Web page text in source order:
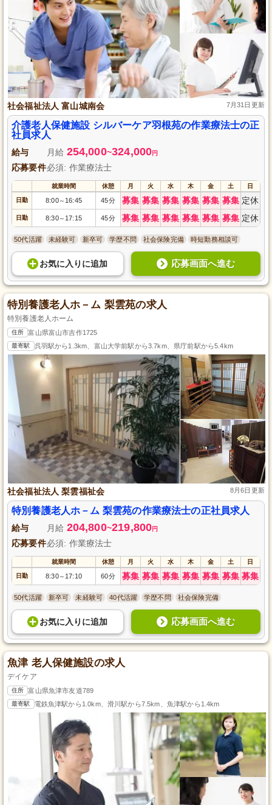
社会福祉法人 富山城南会 7月31日更新
介護老人保健施設 シルバーケア羽根苑の作業療法士の正
社員求人
給与 月給 254,000~324,000円
応募要件必須: 作業療法士
就業時間 休憩 月 火 水 木 金 土 日
日勤 8:00～ 16:45 45分 募集 募集 募集 募集 募集 募集 定休
日勤 8:30～ 17:15 45分 募集 募集 募集 募集 募集 募集 定休
50代活躍 未経験可 新卒可 学歴不問 社会保険完備 時短勤務相談可
お気に入り に追加 応募画面へ進む
特別養護老人ホ－ム 梨雲苑の求人
特別養護老人ホーム
住所 富山県富山市吉作1725
最寄駅 呉羽駅から1.3km、富山大学前駅から3.7km、県庁前駅から5.4km
社会福祉法人 梨雲福祉会 8月6日更新
特別養護老人ホ－ム 梨雲苑の作業療法士の正社員求人
給与 月給 204,800~219,800円
応募要件必須: 作業療法士
就業時間 休憩 月 火 水 木 金 土 日
日勤 8:30～ 17:10 60分 募集 募集 募集 募集 募集 募集 募集
50代活躍 新卒可 未経験可 40代活躍 学歴不問 社会保険完備
お気に入り に追加 応募画面へ進む
魚津 老人保健施設の求人
デイケア
住所 富山県魚津市友道789
最寄駅 電鉄魚津駅から1.0km、滑川駅から7.5km、魚津駅から1.4km